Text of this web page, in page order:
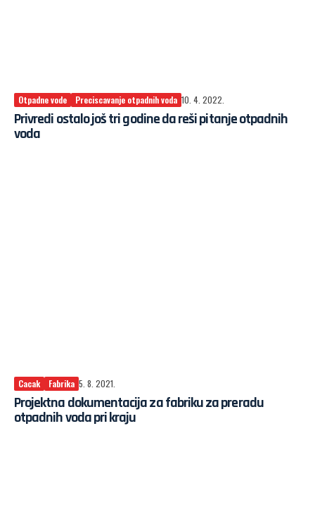
Otpadne vode Preciscavanje otpadnih voda 10. 4. 2022.
Privredi ostalo još tri godine da reši pitanje otpadnih
voda
Cacak Fabrika 5. 8. 2021.
Projektna dokumentacija za fabriku za preradu
otpadnih voda pri kraju